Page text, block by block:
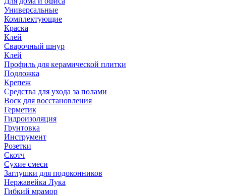
Универсальные
Комплектующие
Краска
Клей
Сварочный шнур
Клей
Профиль для керамической плитки
Подложка
Крепеж
Средства для ухода за полами
Воск для восстановления
Герметик
Гидроизоляция
Грунтовка
Инструмент
Розетки
Скотч
Сухие смеси
Заглушки для подоконников
Нержавейка Лука
Гибкий мрамор